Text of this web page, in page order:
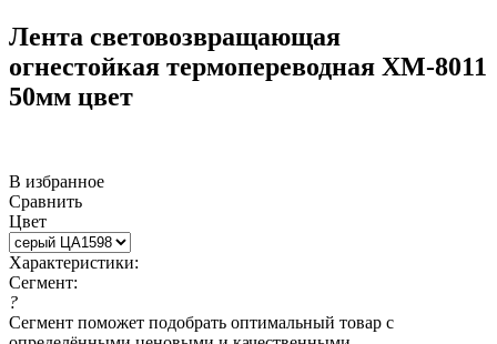
Лента световозвращающая
огнестойкая термопереводная XM-8011
50мм цвет
В избранное
Сравнить
Цвет
Характеристики:
Сегмент:
?
Сегмент поможет подобрать оптимальный товар с